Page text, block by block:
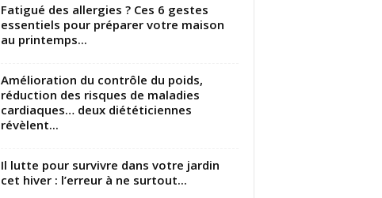
Fatigué des allergies ? Ces 6 gestes
essentiels pour préparer votre maison
au printemps...
Amélioration du contrôle du poids,
réduction des risques de maladies
cardiaques… deux diététiciennes
révèlent...
Il lutte pour survivre dans votre jardin
cet hiver : l’erreur à ne surtout...